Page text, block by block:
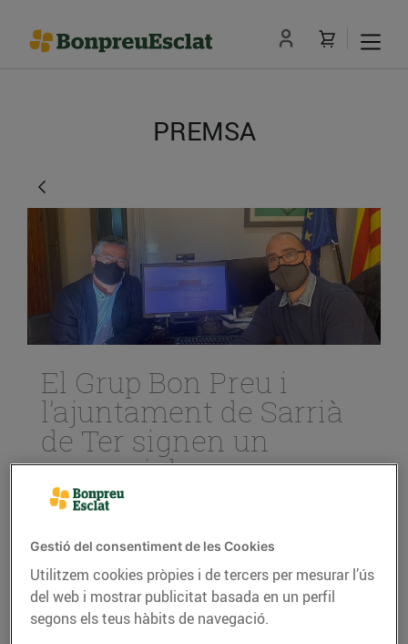
PREMSA
El Grup Bon Preu i
l’ajuntament de Sarrià
de Ter signen un
conveni de
col·laboració en el marc
de personal pel nou
Esclat
26/d’abril/2021
Gestió del consentiment de les Cookies
Utilitzem cookies pròpies i de tercers per mesurar l’ús
del web i mostrar publicitat basada en un perfil
segons els teus hàbits de navegació.